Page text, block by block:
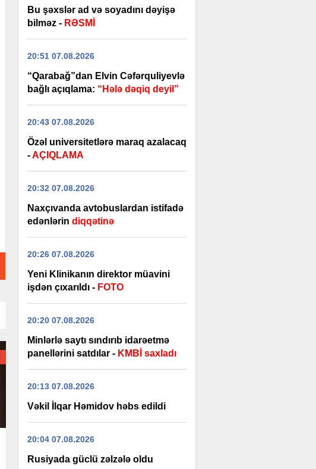
Bu şəxslər ad və soyadını dəyişə
bilməz - RƏSMİ
20:51 07.08.2026
“Qarabağ”dan Elvin Cəfərquliyevlə
bağlı açıqlama: “Hələ dəqiq deyil”
20:43 07.08.2026
Özəl universitetlərə maraq azalacaq
-AÇIQLAMA
20:32 07.08.2026
Naxçıvanda avtobuslardan istifadə
edənlərin diqqətinə
20:26 07.08.2026
Yeni Klinikanın direktor müavini
işdən çıxarıldı - FOTO
20:20 07.08.2026
Minlərlə saytı sındırıb idarəetmə
panellərini satdılar - KMBİ saxladı
20:13 07.08.2026
Vəkil İlqar Həmidov həbs edildi
20:04 07.08.2026
Rusiyada güclü zəlzələ oldu